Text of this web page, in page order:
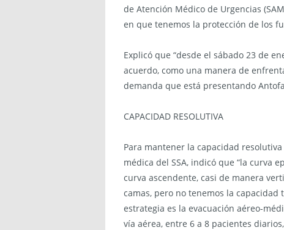
de Atención Médico de Urgencias
en que tenemos la protección de los
Explicó que “desde el sábado 23 de
acuerdo, como una manera de
demanda que está presentando
CAPACIDAD RESOLUTIVA
Para mantener la capacidad
médica del SSA, indicó que “la curva
curva ascendente, casi de manera
camas, pero no tenemos la
estrategia es la evacuación aéreo-
vía aérea, entre 6 a 8 pacientes